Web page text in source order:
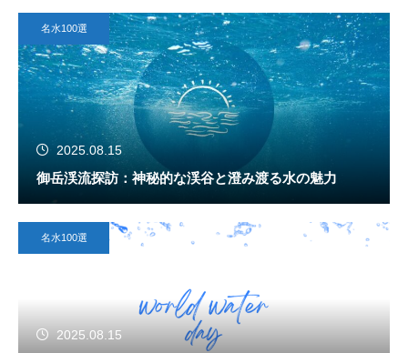
名水100選
2025.08.15
御岳渓流探訪：神秘的な渓谷と澄み渡る水の魅力
名水100選
2025.08.15